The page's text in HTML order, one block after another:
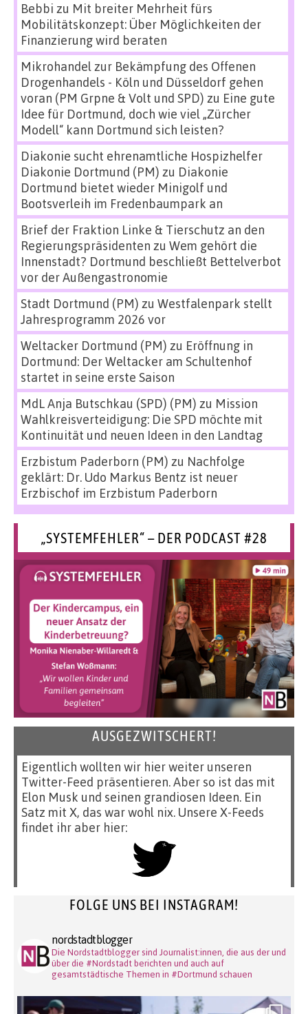
Bebbi zu Mit breiter Mehrheit fürs
Mobilitätskonzept: Über Möglichkeiten der
Finanzierung wird beraten
Mikrohandel zur Bekämpfung des Offenen
Drogenhandels - Köln und Düsseldorf gehen
voran (PM Grpne & Volt und SPD) zu Eine gute
Idee für Dortmund, doch wie viel „Zürcher
Modell“ kann Dortmund sich leisten?
Diakonie sucht ehrenamtliche Hospizhelfer
Diakonie Dortmund (PM) zu Diakonie
Dortmund bietet wieder Minigolf und
Bootsverleih im Fredenbaumpark an
Brief der Fraktion Linke & Tierschutz an den
Regierungspräsidenten zu Wem gehört die
Innenstadt? Dortmund beschließt Bettelverbot
vor der Außengastronomie
Stadt Dortmund (PM) zu Westfalenpark stellt
Jahresprogramm 2026 vor
Weltacker Dortmund (PM) zu Eröffnung in
Dortmund: Der Weltacker am Schultenhof
startet in seine erste Saison
MdL Anja Butschkau (SPD) (PM) zu Mission
Wahlkreisverteidigung: Die SPD möchte mit
Kontinuität und neuen Ideen in den Landtag
Erzbistum Paderborn (PM) zu Nachfolge
geklärt: Dr. Udo Markus Bentz ist neuer
Erzbischof im Erzbistum Paderborn
„SYSTEMFEHLER“ – DER PODCAST #28
AUSGEZWITSCHERT!
Eigentlich wollten wir hier weiter unseren
Twitter-Feed präsentieren. Aber so ist das mit
Elon Musk und seinen grandiosen Ideen. Ein
Satz mit X, das war wohl nix. Unsere X-Feeds
findet ihr aber hier:
FOLGE UNS BEI INSTAGRAM!
nordstadtblogger
Die Nordstadtblogger sind Journalist:innen, die aus der und
über die #Nordstadt berichten und auch auf
gesamtstädtische Themen in #Dortmund schauen